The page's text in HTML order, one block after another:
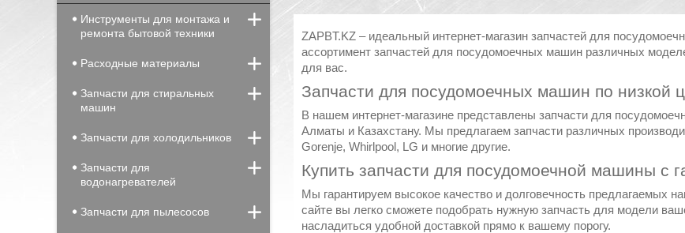
ZAPBT.KZ – идеальный интернет-магазин запчастей для
ассортимент запчастей для посудомоечных машин различных
для вас.
Запчасти для посудомоечных машин по низкой
В нашем интернет-магазине представлены запчасти для
Алматы и Казахстану. Мы предлагаем запчасти различных
Gorenje, Whirlpool, LG и многие другие.
Купить запчасти для посудомоечной машины с
Мы гарантируем высокое качество и долговечность предлагаемых
сайте вы легко сможете подобрать нужную запчасть для модели
насладиться удобной доставкой прямо к вашему порогу.
Инструменты для монтажа и
ремонта бытовой техники
Расходные материалы
Запчасти для стиральных
машин
Запчасти для холодильников
Запчасти для
водонагревателей
Запчасти для пылесосов